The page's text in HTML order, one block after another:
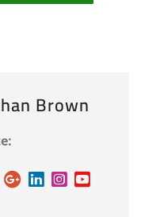
Brown